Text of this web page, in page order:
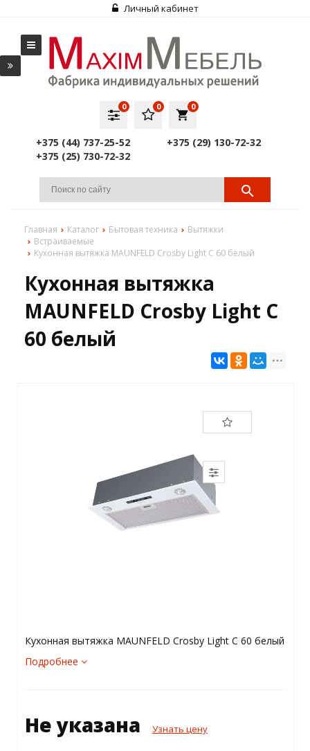
Личный кабинет
local_grocery_store
0
0
0
+375 (44) 737-25-52
+375 (29) 130-72-32
+375 (25) 730-72-32
Главная Каталог Бытовая техника
Вытяжки
Встраиваемые
Кухонная вытяжка MAUNFELD Crosby Light C 60 белый
Кухонная вытяжка
MAUNFELD Crosby Light C
60 белый
Кухонная вытяжка MAUNFELD Crosby Light C 60 белый
Подробнее
Не указана Узнать цену